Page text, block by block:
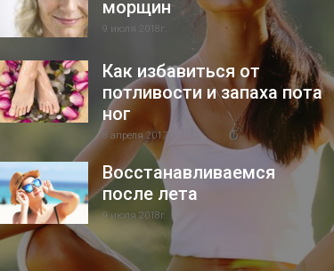
морщин
9 июля 2018г.
Как избавиться от
потливости и запаха пота
ног
8 апреля 2017г.
Восстанавливаемся
после лета
9 июля 2018г.